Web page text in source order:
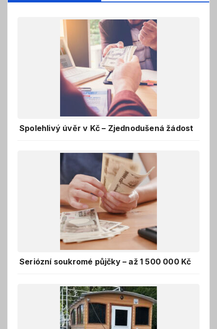
Spolehlivý úvěr v Kč – Zjednodušená žádost
Seriózní soukromé půjčky – až 1 500 000 Kč